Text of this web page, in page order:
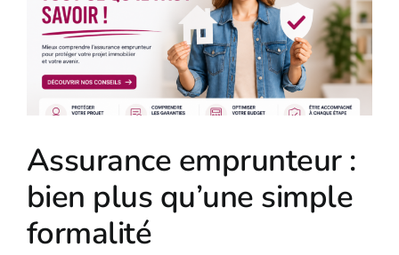
Assurance emprunteur :
bien plus qu’une simple
formalité